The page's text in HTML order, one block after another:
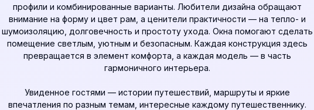
профили и комбинированные варианты. Любители дизайна обращают
внимание на форму и цвет рам, а ценители практичности — на тепло- и
шумоизоляцию, долговечность и простоту ухода. Окна помогают сделать
помещение светлым, уютным и безопасным. Каждая конструкция здесь
превращается в элемент комфорта, а каждая модель — в часть
гармоничного интерьера.
Увиденное гостями — истории путешествий, маршруты и яркие
впечатления по разным темам, интересные каждому путешественнику.